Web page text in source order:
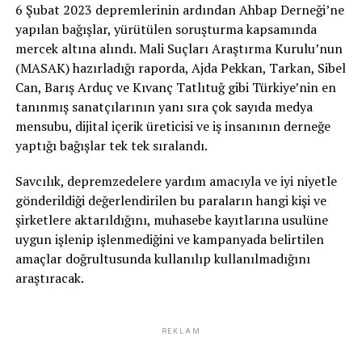
6 Şubat 2023 depremlerinin ardından Ahbap Derneği’ne
yapılan bağışlar, yürütülen soruşturma kapsamında
mercek altına alındı. Mali Suçları Araştırma Kurulu’nun
(MASAK) hazırladığı raporda, Ajda Pekkan, Tarkan, Sibel
Can, Barış Arduç ve Kıvanç Tatlıtuğ gibi Türkiye’nin en
tanınmış sanatçılarının yanı sıra çok sayıda medya
mensubu, dijital içerik üreticisi ve iş insanının derneğe
yaptığı bağışlar tek tek sıralandı.
Savcılık, depremzedelere yardım amacıyla ve iyi niyetle
gönderildiği değerlendirilen bu paraların hangi kişi ve
şirketlere aktarıldığını, muhasebe kayıtlarına usulüne
uygun işlenip işlenmediğini ve kampanyada belirtilen
amaçlar doğrultusunda kullanılıp kullanılmadığını
araştıracak.
REKLAM